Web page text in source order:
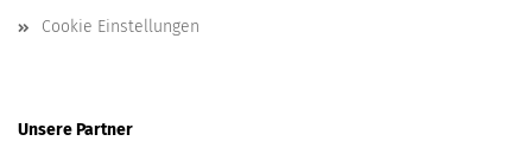
Cookie Einstellungen
Unsere Partner